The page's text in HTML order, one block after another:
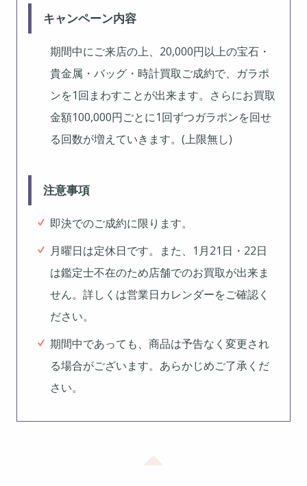
キャンペーン内容
期間中にご来店の上、20,000円以上の宝石・
貴金属・バッグ・時計買取ご成約で、ガラポ
ンを1回まわすことが出来ます。さらにお買取
金額100,000円ごとに1回ずつガラポンを回せ
る回数が増えていきます。(上限無し)
注意事項
即決でのご成約に限ります。
月曜日は定休日です。また、1月21日・22日
は鑑定士不在のため店舗でのお買取が出来ま
せん。詳しくは営業日カレンダーをご確認く
ださい。
期間中であっても、商品は予告なく変更され
る場合がございます。あらかじめご了承くだ
さい。